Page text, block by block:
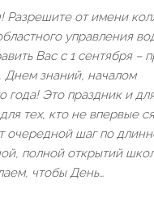
Разрешите от имени
управления
Вас с 1 сентября –
Днем знаний, началом
года! Это праздник и
тех, кто не впервые
очередной шаг по
полной открытий
чтобы День…